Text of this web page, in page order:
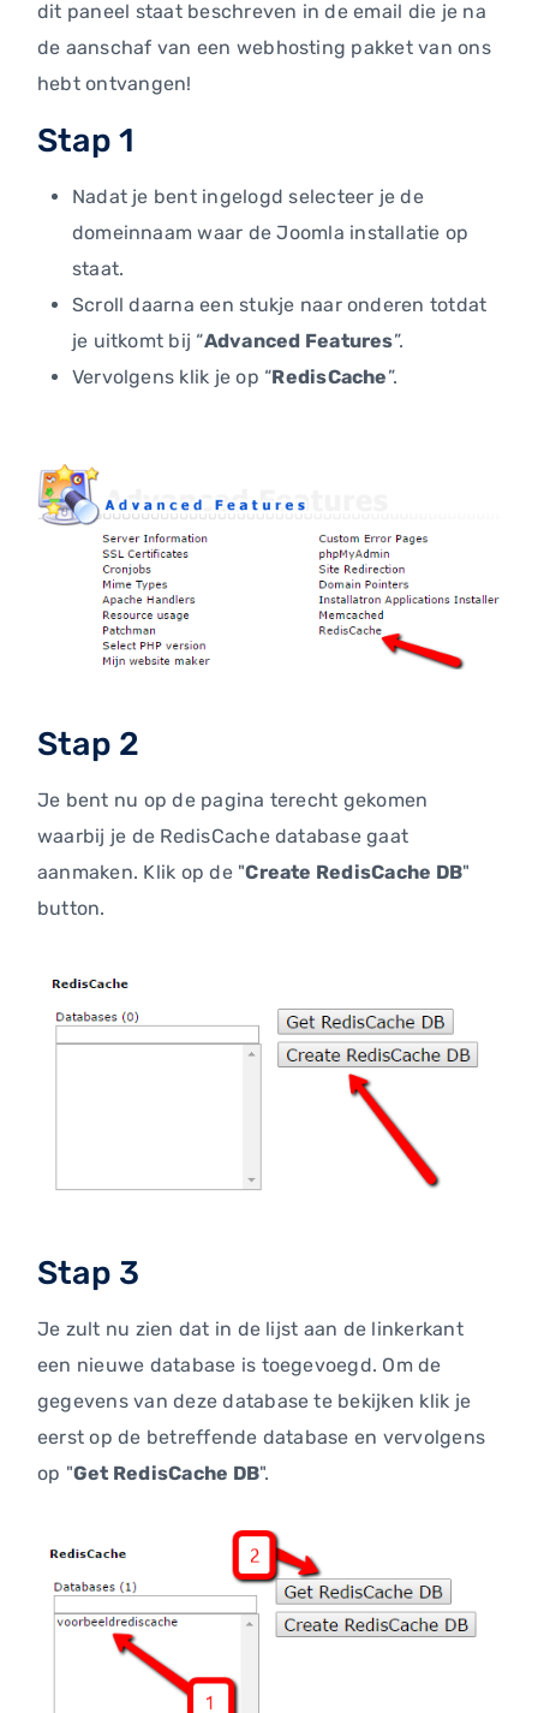
dit paneel staat beschreven in de email die je na
de aanschaf van een webhosting pakket van ons
hebt ontvangen!
Stap 1
Nadat je bent ingelogd selecteer je de
domeinnaam waar de Joomla installatie op
staat.
Scroll daarna een stukje naar onderen totdat
je uitkomt bij “Advanced Features”.
Vervolgens klik je op “RedisCache”.
Stap 2
Je bent nu op de pagina terecht gekomen
waarbij je de RedisCache database gaat
aanmaken. Klik op de "Create RedisCache DB"
button.
Stap 3
Je zult nu zien dat in de lijst aan de linkerkant
een nieuwe database is toegevoegd. Om de
gegevens van deze database te bekijken klik je
eerst op de betreffende database en vervolgens
op "Get RedisCache DB".